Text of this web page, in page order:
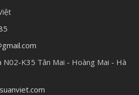
N02-K35 Tân Mai - Hoàng Mai - Hà